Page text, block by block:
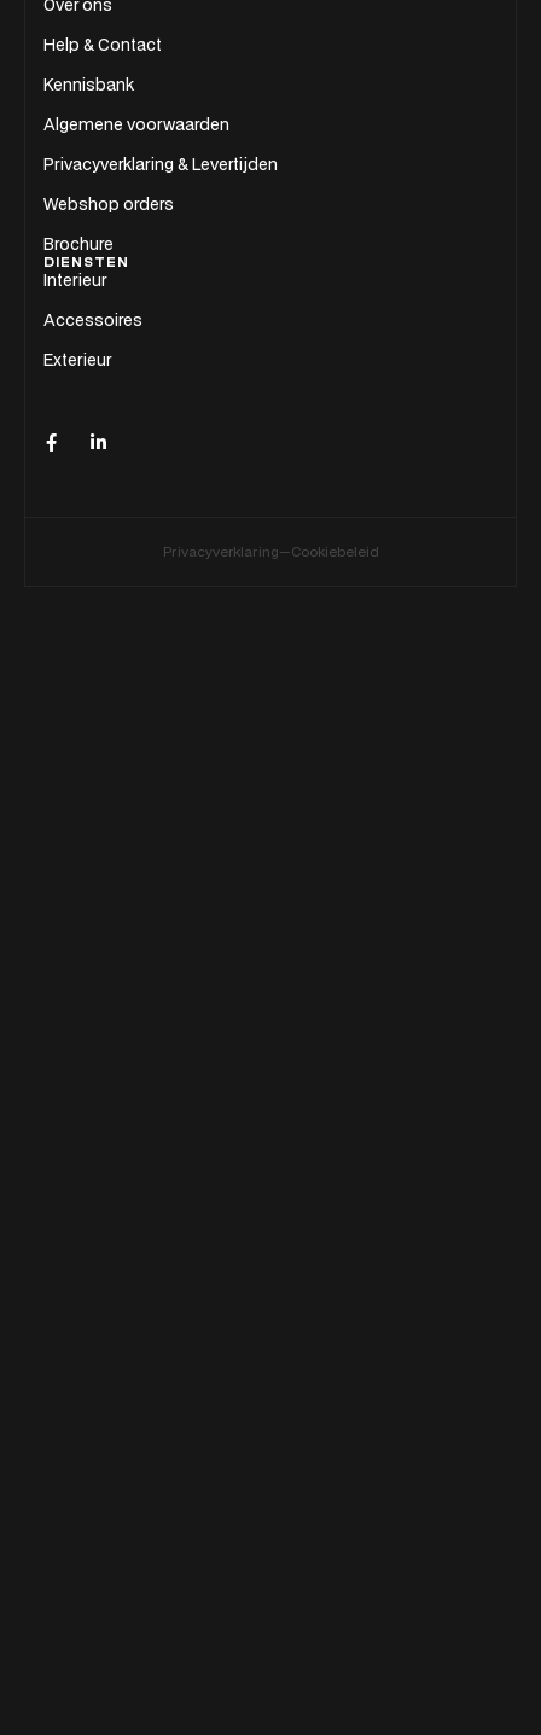
Over ons
Help & Contact
Kennisbank
Algemene voorwaarden
Privacyverklaring & Levertijden
Webshop orders
Brochure
DIENSTEN
Interieur
Accessoires
Exterieur
Privacyverklaring—Cookiebeleid